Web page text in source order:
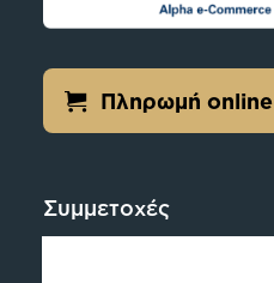
Πληρωμή online
Συμμετοχές